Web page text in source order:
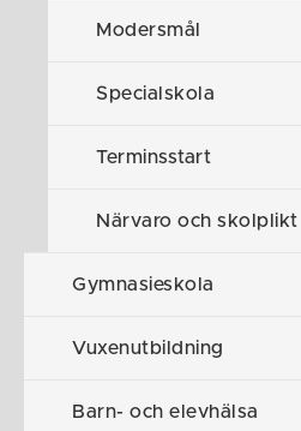
Modersmål
Specialskola
Terminsstart
Närvaro och skolplikt
Gymnasieskola
Vuxenutbildning
Barn- och elevhälsa
Frånvaroanmälan till
Lämna schema för